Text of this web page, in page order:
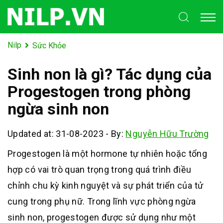
Nilp Sức Khỏe
Sinh non là gì? Tác dụng của
Progestogen trong phòng
ngừa sinh non
Updated at: 31-08-2023 - By: Nguyễn Hữu Trường
Progestogen là một hormone tự nhiên hoặc tổng
hợp có vai trò quan trọng trong quá trình điều
chỉnh chu kỳ kinh nguyệt và sự phát triển của tử
cung trong phụ nữ. Trong lĩnh vực phòng ngừa
sinh non, progestogen được sử dụng như một